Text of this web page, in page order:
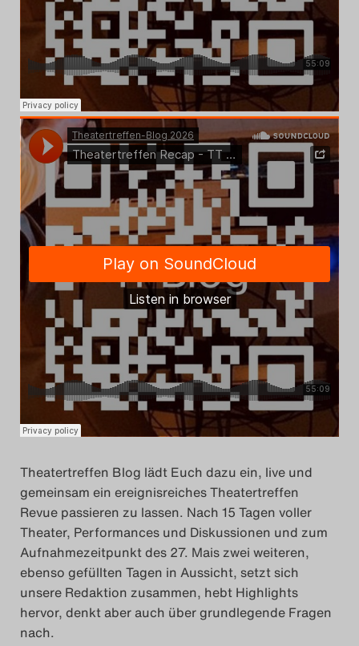
Das Theatertreffen-Blog
2024
Das Theatertreffen-Blog
2025
Das Theatertreffen-Blog
Archiv
Impressum
Nutzungsbedingungen
Search
Theatertreffen Blog lädt Euch dazu ein, live und
gemeinsam ein ereignisreiches Theatertreffen
Revue passieren zu lassen. Nach 15 Tagen voller
Theater, Performances und Diskussionen und zum
Aufnahmezeitpunkt des 27. Mais zwei weiteren,
ebenso gefüllten Tagen in Aussicht, setzt sich
unsere Redaktion zusammen, hebt Highlights
hervor, denkt aber auch über grundlegende Fragen
nach.